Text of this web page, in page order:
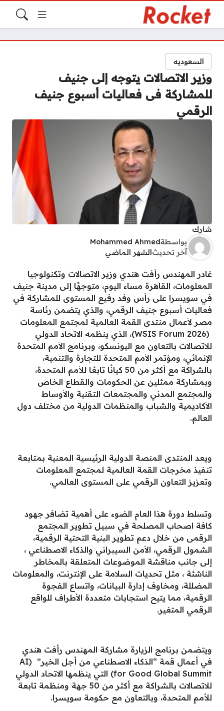
السعوديه
وزير الاتصالات يتوجه إلى جنيف
للمشاركة فى فعاليات أسبوع جنيف
الرقمي
شارك
بواسطةMohammed Ahmed
آخر تحديث الشهر الماضي
غادر المهندس رأفت هندي وزير الاتصالات وتكنولوجيا
المعلومات، القاهرة مساء اليوم، متوجهًا إلى مدينة جنيف
في سويسرا على رأس وفد رفيع المستوى للمشاركة في
فعاليات أسبوع جنيف الرقمي، والذي يتضمن رئاسة
مصر لأعمال منتدى القمة العالمية لمجتمع المعلومات
(WSIS Forum 2026)، الذي ينظمه الاتحاد الدولي
للاتصالات بالتعاون مع اليونسكو، وبرنامج الأمم المتحدة
الإنمائي، ومؤتمر الأمم المتحدة للتجارة والتنمية،
بالشراكة مع أكثر من 50 كيانًا تابعًا للأمم المتحدة،
وبمشاركة ممثلين عن الحكومات والقطاع الخاص
والمجتمع المدني والمجتمعات التقنية والأوساط
الأكاديمية والشباب والمنظمات الدولية من مختلف دول
العالم.
ويعد المنتدى المنصة الدولية الرئيسية المعنية بمتابعة
تنفيذ مخرجات القمة العالمية لمجتمع المعلومات
وتعزيز التعاون الرقمي على المستوى العالمي.
وتسلط دورة هذا العام الضوء على أهمية تضافر جهود
كافة اصحاب المصلحة في سبيل تطوير المجتمع
الرقمى من خلال دعم تطوير البنية التحتية الرقمية،
الشمول الرقمي، الأمن السيبراني والذكاء الاصطناعي ،
إلى جانب مناقشة الموضوعات المتعلقة بالمخاطر
الناشئة ، مثل تحديات السلامة على الإنترنت، والمعلومات
المضللة، ومخاوف إدارة البيانات، واتساع الفجوة
الرقمية، مما يتيح استجابات متعددة الأطراف للواقع
الرقمي المتغير.
ويتضمن برنامج الزيارة مشاركة المهندس رأفت هندي
في أعمال قمة “الذكاء الاصطناعي من أجل الخير” (AI
for Good Global Summit) التي ينظمها الاتحاد الدولي
للاتصالات بالشراكة مع أكثر من 50 جهة ومنظمة تابعة
للأمم المتحدة، وبالتعاون مع حكومة سويسرا.